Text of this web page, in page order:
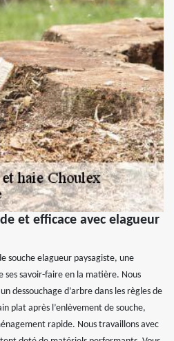
et efficace avec elagueur
souche elagueur paysagiste, une
ses savoir-faire en la matière. Nous
dessouchage d’arbre dans les règles de
plat après l’enlèvement de souche,
rapide. Nous travaillons avec